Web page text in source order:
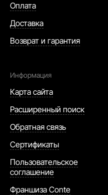
Оплата
Доставка
Возврат и гарантия
Информация
Карта сайта
Расширенный поиск
Обратная связь
Сертификаты
Пользовательское
соглашение
Франшиза Conte